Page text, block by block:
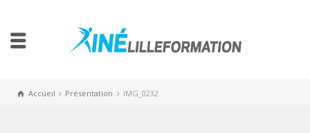
Accueil Présentation IMG_0232